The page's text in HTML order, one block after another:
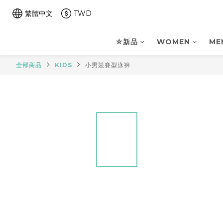
繁體中文 TWD
⛤新品 WOMEN
全部商品 KIDS 小男競賽型泳褲